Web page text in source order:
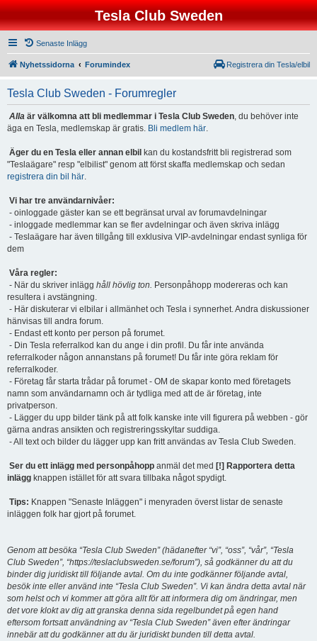
Tesla Club Sweden
Senaste Inlägg
Nyhetssidorna Forumindex Registrera din Tesla/elbil
Tesla Club Sweden - Forumregler
Alla är välkomna att bli medlemmar i Tesla Club Sweden, du behöver inte
äga en Tesla, medlemskap är gratis. Bli medlem här.
Äger du en Tesla eller annan elbil kan du kostandsfritt bli registrerad som
"Teslaägare" resp "elbilist" genom att först skaffa medlemskap och sedan
registrera din bil här.
Vi har tre användarnivåer:
- oinloggade gäster kan se ett begränsat urval av forumavdelningar
- inloggade medlemmar kan se fler avdelningar och även skriva inlägg
- Teslaägare har även tillgång till exklusiva VIP-avdelningar endast synliga för
dem
Våra regler:
- När du skriver inlägg håll hövlig ton. Personpåhopp modereras och kan
resultera i avstängning.
- Här diskuterar vi elbilar i allmänhet och Tesla i synnerhet. Andra diskussioner
hänvisas till andra forum.
- Endast ett konto per person på forumet.
- Din Tesla referralkod kan du ange i din profil. Du får inte använda
referralkoder någon annanstans på forumet! Du får inte göra reklam för
referralkoder.
- Företag får starta trådar på forumet - OM de skapar konto med företagets
namn som användarnamn och är tydliga med att de är företag, inte
privatperson.
- Lägger du upp bilder tänk på att folk kanske inte vill figurera på webben - gör
gärna andras ansikten och registreringsskyltar suddiga.
- All text och bilder du lägger upp kan fritt användas av Tesla Club Sweden.
Ser du ett inlägg med personpåhopp anmäl det med [!] Rapportera detta
inlägg knappen istället för att svara tillbaka något spydigt.
Tips: Knappen "Senaste Inläggen" i menyraden överst listar de senaste
inläggen folk har gjort på forumet.
Genom att besöka “Tesla Club Sweden” (hädanefter “vi”, “oss”, “vår”, “Tesla
Club Sweden”, “https://teslaclubsweden.se/forum”), så godkänner du att du
binder dig juridiskt till följande avtal. Om du inte godkänner följande avtal,
besök inte eller använd inte “Tesla Club Sweden”. Vi kan ändra detta avtal när
som helst och vi kommer att göra allt för att informera dig om ändringar, men
det vore klokt av dig att granska denna sida regelbundet på egen hand
eftersom fortsatt användning av “Tesla Club Sweden” även efter ändringar
innebär att du godkänner att du är juridiskt bunden till detta avtal.